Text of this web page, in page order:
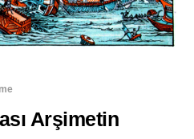
Arşimetin